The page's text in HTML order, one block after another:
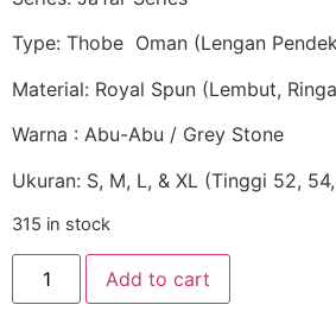
Type: Thobe Oman (Lengan
Material: Royal Spun (Lembut,
Warna : Abu-Abu / Grey Stone
Ukuran: S, M, L, & XL (Tinggi 52,
315 in stock
Add to cart